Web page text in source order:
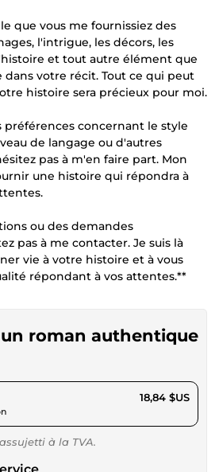
que vous me fournissiez des
l'intrigue, les décors, les
et tout autre élément que
dans votre récit. Tout ce qui peut
histoire sera précieux pour moi.
préférences concernant le style
de langage ou d'autres
pas à m'en faire part. Mon
une histoire qui répondra à
ou des demandes
pas à me contacter. Je suis là
vie à votre histoire et à vous
répondant à vos attentes.**
roman authentique
17,36 $US 18,84 $US
à la TVA.